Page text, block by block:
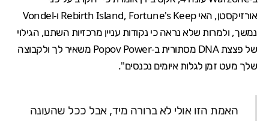
אורזיקסטן, האי Rebirth Island, Fortune's Keep ו-Vondel
נמשך, ולמרות שלא נראה כי נקודות עניין מרכזיות השתנו, הגילוי
של פצצת DNA מסתורית ב-Popov Power משאיר לך ולקבוצה
שלך מעט זמן לגלות איומים נכנסים".
האמת הזו אולי לא ברורה מיד, אבל ככל שהעונה